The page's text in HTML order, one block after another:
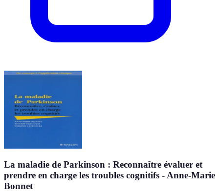
La maladie de Parkinson : Reconnaître évaluer et
prendre en charge les troubles cognitifs - Anne-Marie
Bonnet